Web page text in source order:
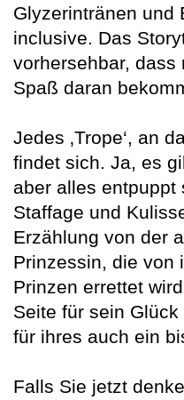
Glyzerintränen und
inclusive. Das
vorhersehbar, dass
Spaß daran
Jedes ‚Trope‘, an
findet sich. Ja, es
aber alles entpuppt
Staffage und
Erzählung von der
Prinzessin, die von
Prinzen errettet
Seite für sein
für ihres auch ein
Falls Sie jetzt